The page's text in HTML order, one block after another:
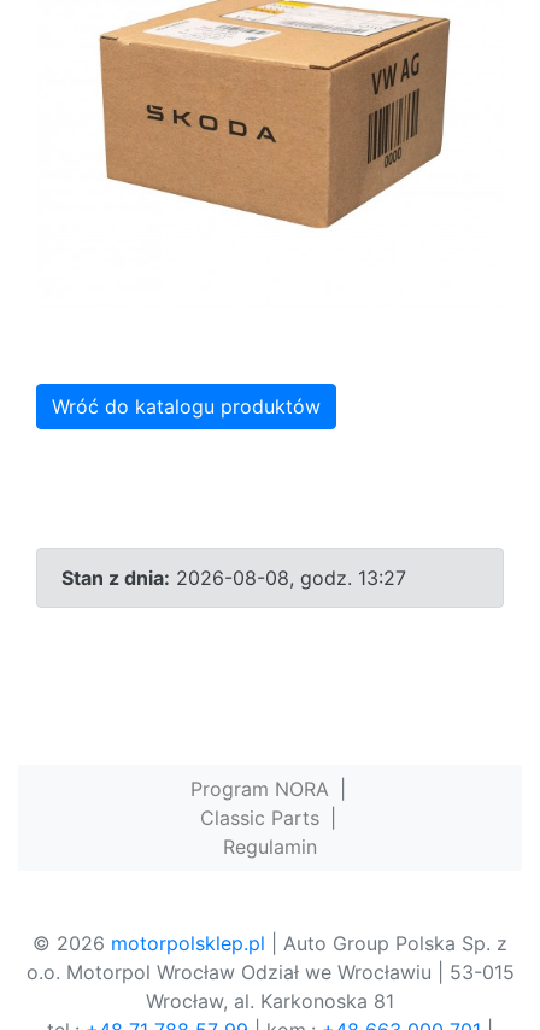
Wróć do katalogu produktów
Stan z dnia: 2026-08-08, godz. 13:27
Program NORA
Classic Parts
Regulamin
© 2026 motorpolsklep.pl | Auto Group Polska Sp. z
o.o. Motorpol Wrocław Odział we Wrocławiu | 53-015
Wrocław, al. Karkonoska 81